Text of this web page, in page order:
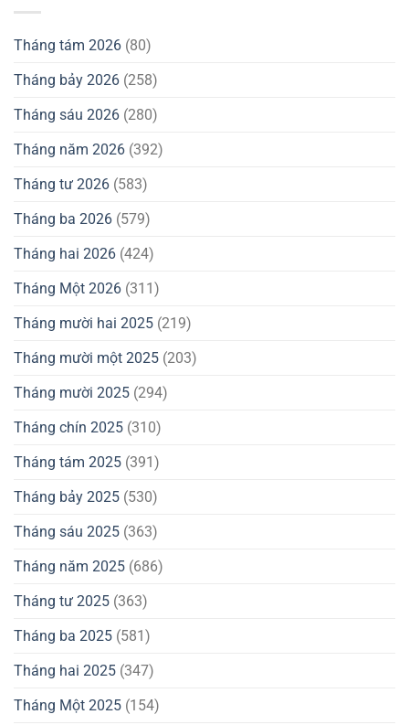
Tháng tám 2026 (80)
Tháng bảy 2026 (258)
Tháng sáu 2026 (280)
Tháng năm 2026 (392)
Tháng tư 2026 (583)
Tháng ba 2026 (579)
Tháng hai 2026 (424)
Tháng Một 2026 (311)
Tháng mười hai 2025 (219)
Tháng mười một 2025 (203)
Tháng mười 2025 (294)
Tháng chín 2025 (310)
Tháng tám 2025 (391)
Tháng bảy 2025 (530)
Tháng sáu 2025 (363)
Tháng năm 2025 (686)
Tháng tư 2025 (363)
Tháng ba 2025 (581)
Tháng hai 2025 (347)
Tháng Một 2025 (154)